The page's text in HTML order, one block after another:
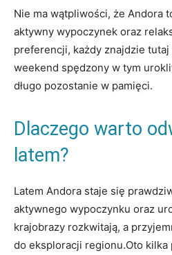
Nie ma wątpliwości, ⁢że Andora
aktywny wypoczynek oraz
preferencji, każdy znajdzie
weekend spędzony w tym
długo pozostanie w pamięci.
Dlaczego warto
⁣latem?
Latem Andora staje się
aktywnego wypoczynku ‍oraz
krajobrazy rozkwitają, a
do eksploracji regionu.Oto kilka